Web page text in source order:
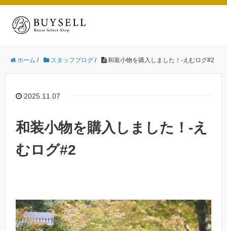
ホーム / スタッフブログ / 和装小物を購入しました！-えむログ#2
2025.11.07
和装小物を購入しました！-え
むログ#2